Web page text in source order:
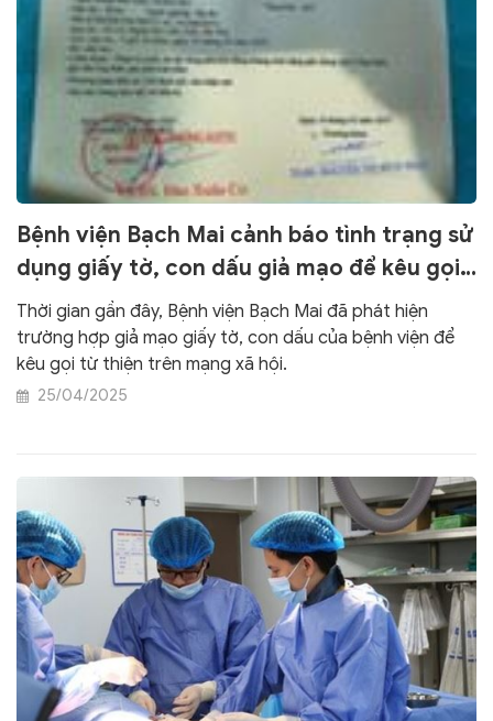
Bệnh viện Bạch Mai cảnh báo tình trạng sử
dụng giấy tờ, con dấu giả mạo để kêu gọi
từ thiện
Thời gian gần đây, Bệnh viện Bạch Mai đã phát hiện
trường hợp giả mạo giấy tờ, con dấu của bệnh viện để
kêu gọi từ thiện trên mạng xã hội.
25/04/2025